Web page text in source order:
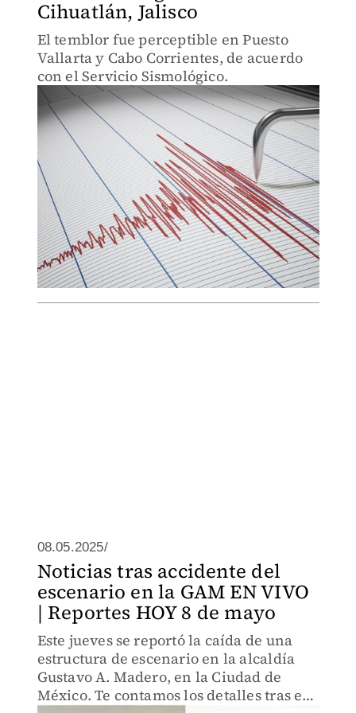
Cihuatlán, Jalisco
El temblor fue perceptible en Puesto
Vallarta y Cabo Corrientes, de acuerdo
con el Servicio Sismológico.
08.05.2025/
Noticias tras accidente del
escenario en la GAM EN VIVO
| Reportes HOY 8 de mayo
Este jueves se reportó la caída de una
estructura de escenario en la alcaldía
Gustavo A. Madero, en la Ciudad de
México. Te contamos los detalles tras el